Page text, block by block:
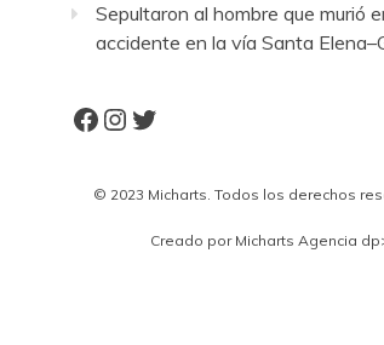
Sepultaron al hombre que murió
accidente en la vía Santa
Facebook
Instagram
Twitter
© 2023 Micharts. Todos los derechos
Creado por Micharts Agencia